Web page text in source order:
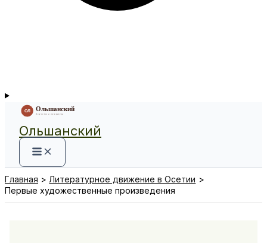
Ольшанский
Главная
Литературное движение в Осетии
Первые художественные произведения